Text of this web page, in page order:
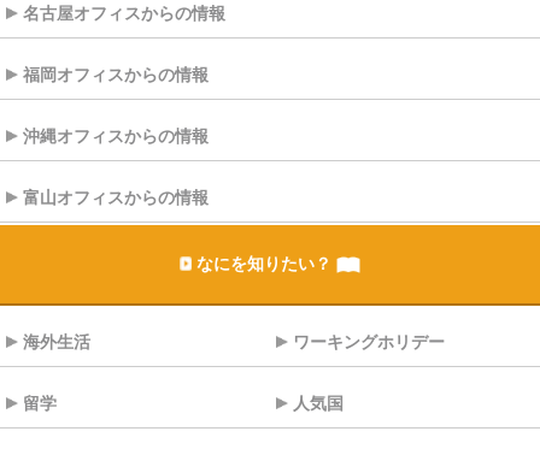
名古屋オフィスからの情報
福岡オフィスからの情報
沖縄オフィスからの情報
富山オフィスからの情報
なにを知りたい？
海外生活 ワーキングホリデー
留学 人気国